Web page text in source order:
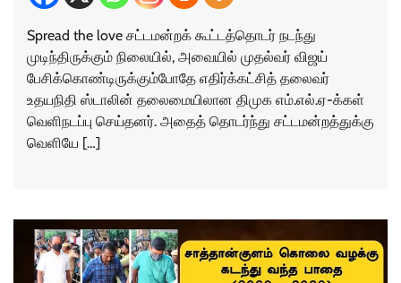
Spread the love சட்டமன்றக் கூட்டத்தொடர் நடந்து
முடிந்திருக்கும் நிலையில், அவையில் முதல்வர் விஜய்
பேசிக்கொண்டிருக்கும்போதே எதிர்க்கட்சித் தலைவர்
உதயநிதி ஸ்டாலின் தலைமையிலான திமுக எம்.எல்.ஏ-க்கள்
வெளிநடப்பு செய்தனர். அதைத் தொடர்ந்து சட்டமன்றத்துக்கு
வெளியே […]